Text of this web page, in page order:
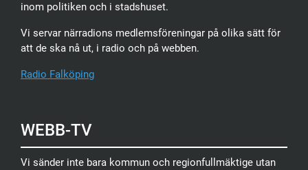
inom politiken och i stadshuset.
Vi servar närradions medlemsföreningar på olika sätt för
att de ska nå ut, i radio och på webben.
Radio Falköping
WEBB-TV
Vi sänder inte bara kommun och regionfullmäktige utan